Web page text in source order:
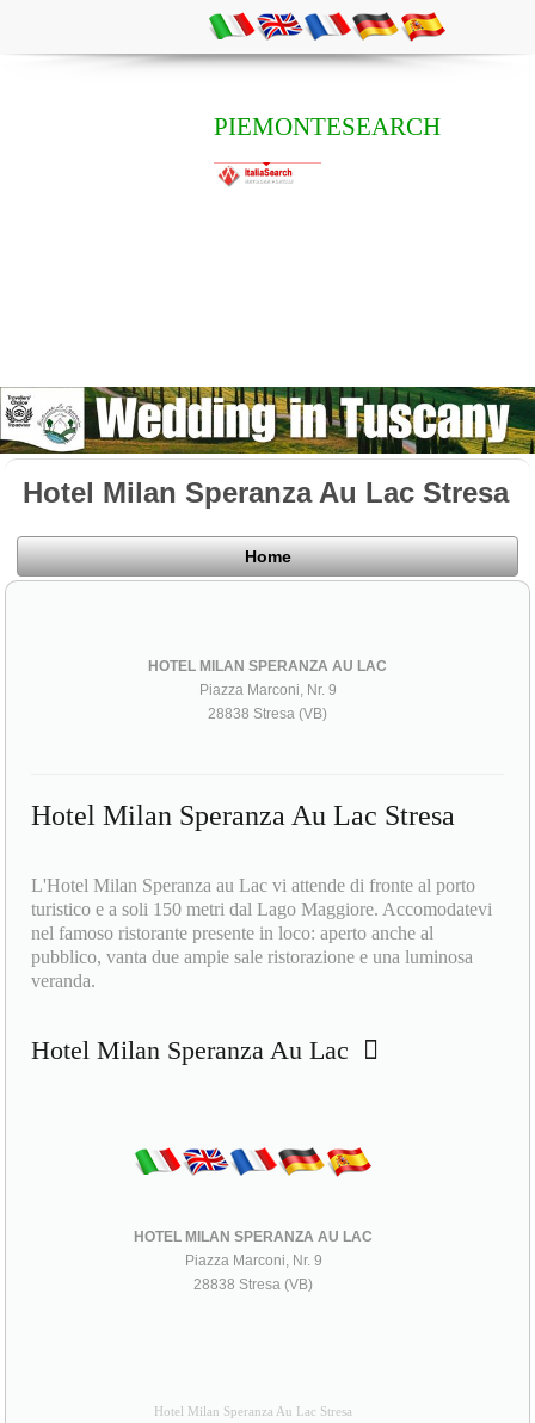
PIEMONTESEARCH
Hotel Milan Speranza Au Lac Stresa
Home
HOTEL MILAN SPERANZA AU LAC
Piazza Marconi, Nr. 9
28838 Stresa (VB)
Hotel Milan Speranza Au Lac Stresa
L'Hotel Milan Speranza au Lac vi attende di fronte al porto
turistico e a soli 150 metri dal Lago Maggiore. Accomodatevi
nel famoso ristorante presente in loco: aperto anche al
pubblico, vanta due ampie sale ristorazione e una luminosa
veranda.
Hotel Milan Speranza Au Lac
HOTEL MILAN SPERANZA AU LAC
Piazza Marconi, Nr. 9
28838 Stresa (VB)
Hotel Milan Speranza Au Lac Stresa